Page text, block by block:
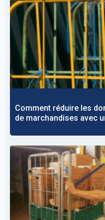
Comment réduire les
de marchandises avec